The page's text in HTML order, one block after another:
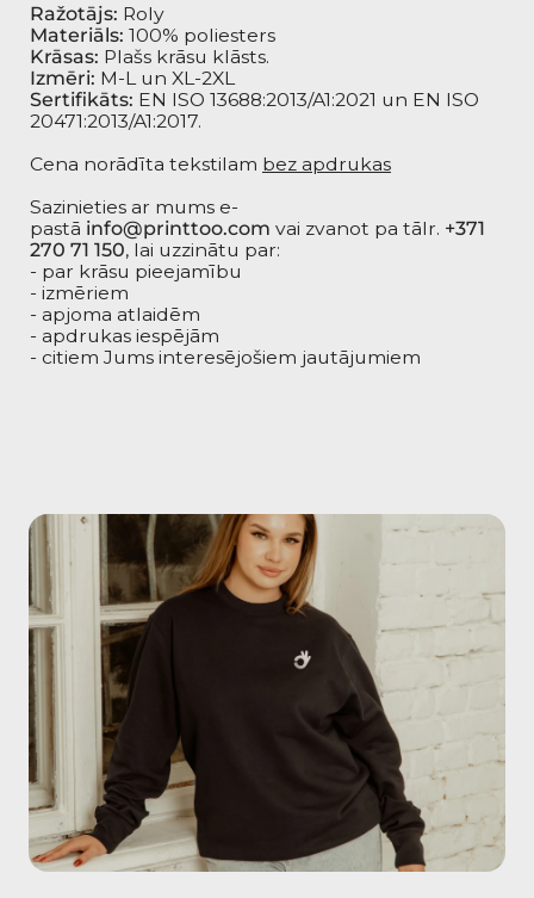
Ražotājs: Roly
Materiāls: 100% poliesters
Krāsas: Plašs krāsu klāsts.
Izmēri: M-L un XL-2XL
Sertifikāts: EN ISO 13688:2013/A1:2021 un EN ISO
20471:2013/A1:2017.
Cena norādīta tekstilam bez apdrukas
Sazinieties ar mums e-
pastā info@printtoo.com vai zvanot pa tālr. +371
270 71 150, lai uzzinātu par:
- par krāsu pieejamību
- izmēriem
- apjoma atlaidēm
- apdrukas iespējām
- citiem Jums interesējošiem jautājumiem